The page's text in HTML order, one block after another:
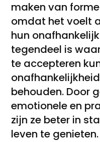
maken van
omdat het voelt
hun
tegendeel is
te accepteren
behouden. Door
emotionele en
zijn ze beter in
leven te genieten.